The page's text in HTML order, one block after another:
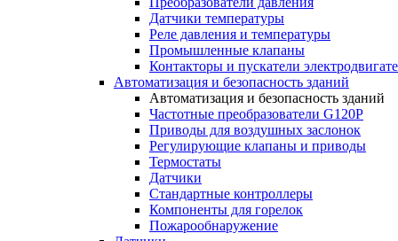
Датчики температуры
Реле давления и температуры
Промышленные клапаны
Контакторы и пускатели
Автоматизация и безопасность зданий
Автоматизация и безопасность зданий
Частотные преобразователи G120P
Приводы для воздушных заслонок
Регулирующие клапаны и приводы
Термостаты
Датчики
Стандартные контроллеры
Компоненты для горелок
Пожарообнаружение